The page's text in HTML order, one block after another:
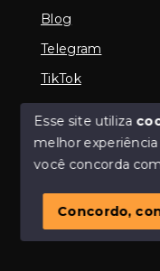
Blog
Telegram
TikTok
© Copyright 2026 -
imobiliária Araguari
SITE PARA IMOBILIARIA
Esse site utiliza
melhor
você concorda
Concordo,